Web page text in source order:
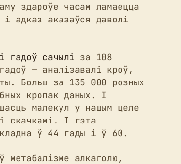
здароўе часам ламаецца
адказ аказаўся даволі
гадоў сачылі за 108
— аналізавалі кроў,
Больш за 135 000 розных
кропак даных. І
малекул у нашым целе
скачкамі. І гэта
ў 44 гады і ў 60.
метабалізме алкаголю,